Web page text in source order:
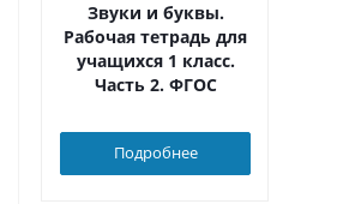
Звуки и буквы.
Рабочая тетрадь для
учащихся 1 класс.
Часть 2. ФГОС
Подробнее